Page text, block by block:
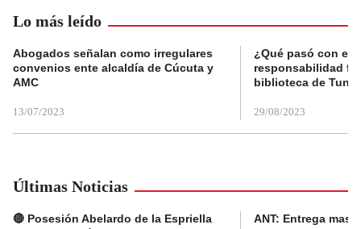
Lo más leído
Abogados señalan como irregulares
convenios ente alcaldía de Cúcuta y
AMC
13/07/2023
¿Qué pasó con el
responsabilidad
biblioteca de
29/08/2023
Últimas Noticias
🔴 Posesión Abelardo de la Espriella
ANT: Entrega